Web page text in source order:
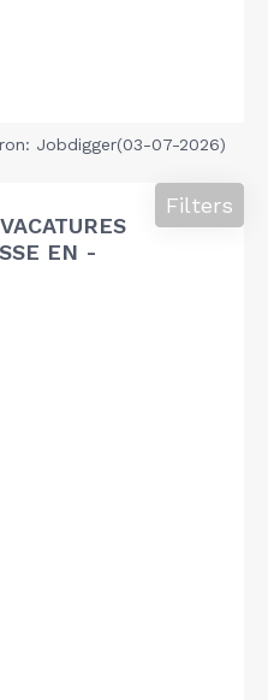
Jobdigger(03-07-2026)
EN -
Filters